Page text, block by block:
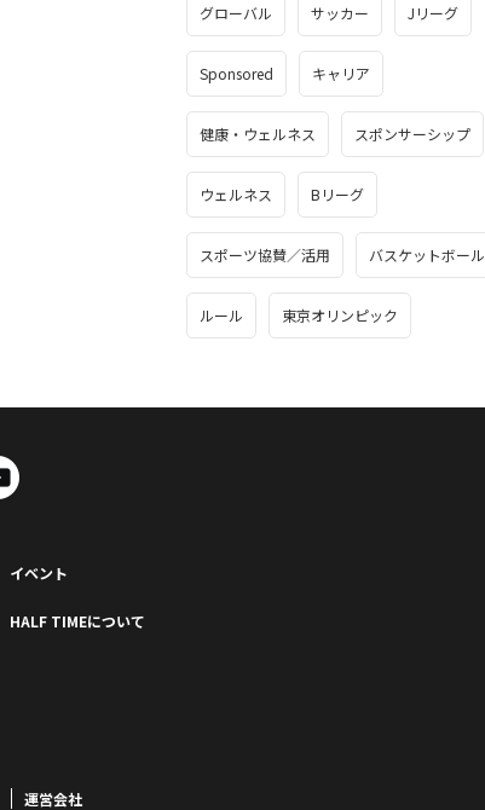
グローバル サッカー Jリーグ
Sponsored キャリア
健康・ウェルネス スポンサーシップ
ウェルネス Bリーグ
スポーツ協賛／活用 バスケットボール
ルール 東京オリンピック
イベント
HALF TIMEについて
運営会社